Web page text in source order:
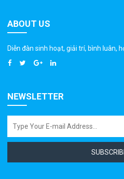
ABOUT US
Diễn đàn sinh hoạt, giải trí, bình luân,
NEWSLETTER